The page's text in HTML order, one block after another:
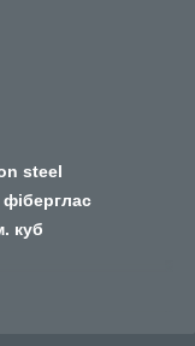
steel
фіберглас
куб